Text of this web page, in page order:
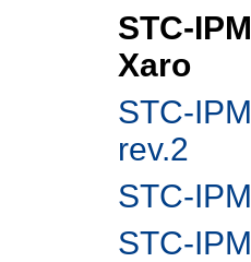
STC-
Xaro
STC-
rev.2
STC-
STC-